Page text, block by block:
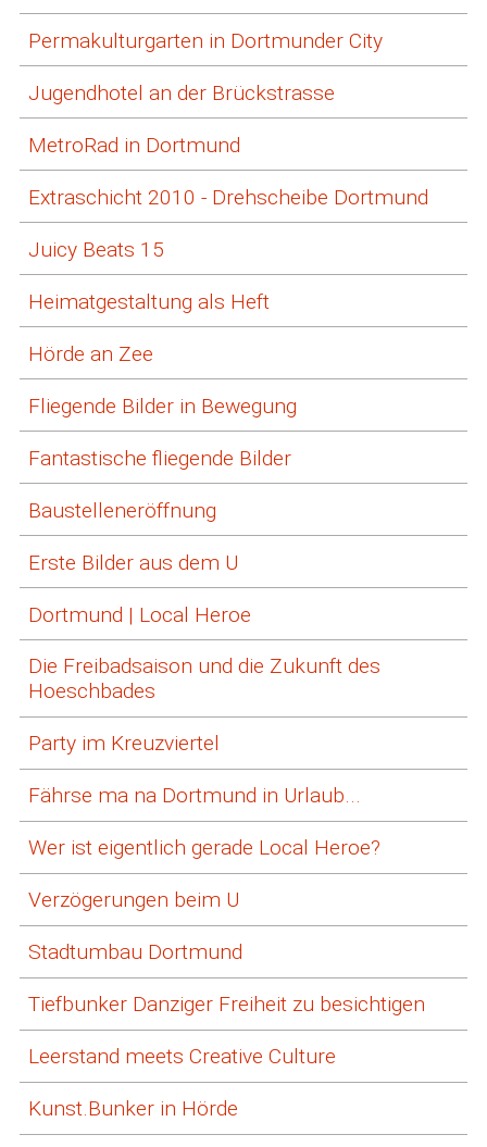
Permakulturgarten in Dortmunder City
Jugendhotel an der Brückstrasse
MetroRad in Dortmund
Extraschicht 2010 - Drehscheibe Dortmund
Juicy Beats 15
Heimatgestaltung als Heft
Hörde an Zee
Fliegende Bilder in Bewegung
Fantastische fliegende Bilder
Baustelleneröffnung
Erste Bilder aus dem U
Dortmund | Local Heroe
Die Freibadsaison und die Zukunft des
Hoeschbades
Party im Kreuzviertel
Fährse ma na Dortmund in Urlaub...
Wer ist eigentlich gerade Local Heroe?
Verzögerungen beim U
Stadtumbau Dortmund
Tiefbunker Danziger Freiheit zu besichtigen
Leerstand meets Creative Culture
Kunst.Bunker in Hörde